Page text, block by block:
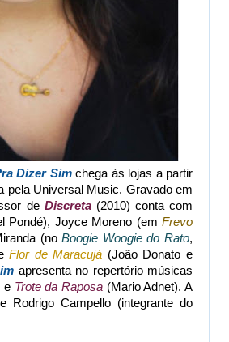
Dizer Simchega às lojas a partir
pela Universal Music. Gravado em
de Discreta(2010) conta com
Pondé), Joyce Moreno (em Frevo
(noBoogie Woogie do Rato,
Flor de Maracujá (João Donato e
apresenta no repertório músicas
e Trote da Raposa(Mario Adnet). A
Rodrigo Campello (integrante do